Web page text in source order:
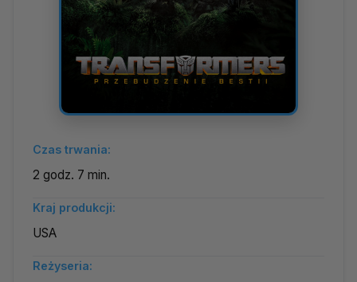
Czas trwania:
2 godz. 7 min.
Kraj produkcji:
USA
Reżyseria: